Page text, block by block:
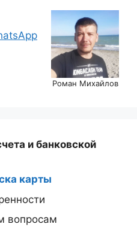
Роман Михайлов
и банковской
карты
вопросам